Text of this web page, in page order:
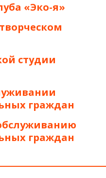
«Эко-я»
студии
граждан
граждан